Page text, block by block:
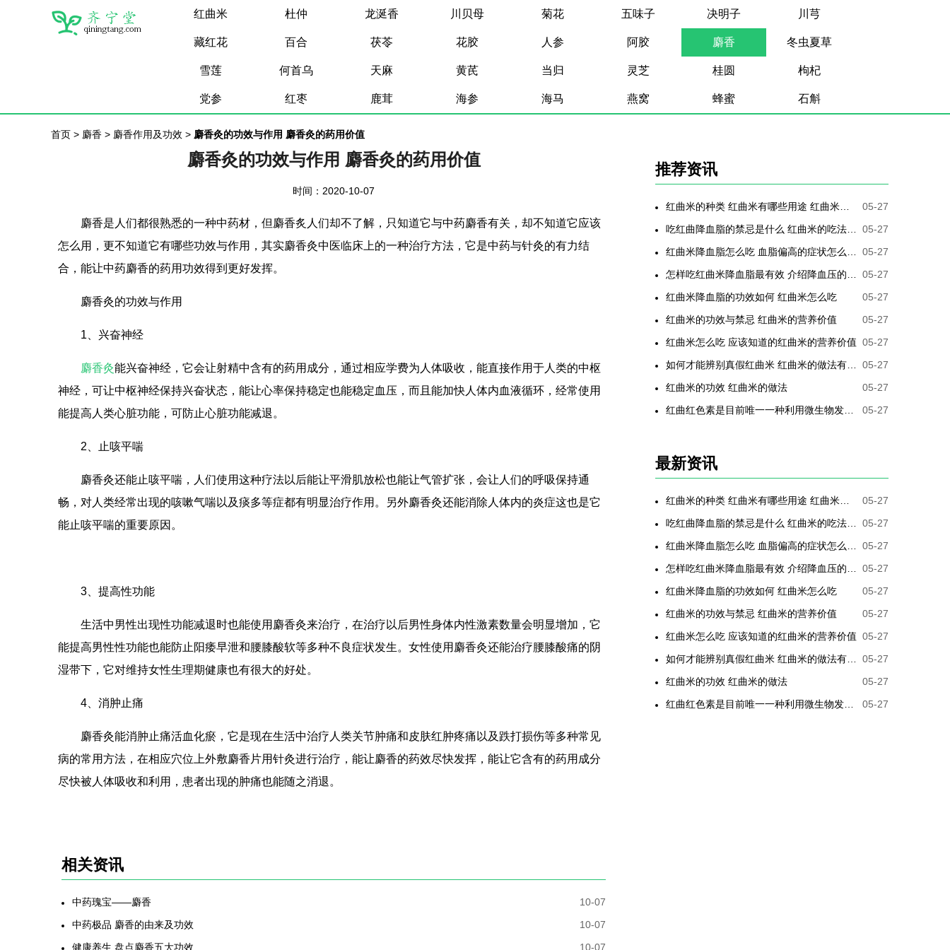
红曲米 杜仲 龙涎香 川贝母 菊花 五味子 决明子 川芎
藏红花 百合 茯苓 花胶 人参 阿胶 麝香 冬虫夏草
雪莲 何首乌 天麻 黄芪 当归 灵芝 桂圆 枸杞
党参 红枣 鹿茸 海参 海马 燕窝 蜂蜜 石斛
首页 > 麝香 > 麝香作用及功效 > 麝香灸的功效与作用 麝香灸的药用价值
麝香灸的功效与作用 麝香灸的药用价值
时间：2020-10-07
麝香是人们都很熟悉的一种中药材，但麝香炙人们却不了解，只知道它与中药麝香有关，却不知道它应该
怎么用，更不知道它有哪些功效与作用，其实麝香灸中医临床上的一种治疗方法，它是中药与针灸的有力结
合，能让中药麝香的药用功效得到更好发挥。
麝香灸的功效与作用
1、兴奋神经
麝香灸能兴奋神经，它会让射精中含有的药用成分，通过相应学费为人体吸收，能直接作用于人类的中枢
神经，可让中枢神经保持兴奋状态，能让心率保持稳定也能稳定血压，而且能加快人体内血液循环，经常使用
能提高人类心脏功能，可防止心脏功能减退。
2、止咳平喘
麝香灸还能止咳平喘，人们使用这种疗法以后能让平滑肌放松也能让气管扩张，会让人们的呼吸保持通
畅，对人类经常出现的咳嗽气喘以及痰多等症都有明显治疗作用。另外麝香灸还能消除人体内的炎症这也是它
能止咳平喘的重要原因。
3、提高性功能
生活中男性出现性功能减退时也能使用麝香灸来治疗，在治疗以后男性身体内性激素数量会明显增加，它
能提高男性性功能也能防止阳痿早泄和腰膝酸软等多种不良症状发生。女性使用麝香灸还能治疗腰膝酸痛的阴
湿带下，它对维持女性生理期健康也有很大的好处。
4、消肿止痛
麝香灸能消肿止痛活血化瘀，它是现在生活中治疗人类关节肿痛和皮肤红肿疼痛以及跌打损伤等多种常见
病的常用方法，在相应穴位上外敷麝香片用针灸进行治疗，能让麝香的药效尽快发挥，能让它含有的药用成分
尽快被人体吸收和利用，患者出现的肿痛也能随之消退。
相关资讯
中药瑰宝——麝香
10-07
中药极品 麝香的由来及功效
10-07
健康养生 盘点麝香五大功效
10-07
推荐资讯
05-27
05-27
05-27
05-27
红曲米降血脂的功效如何 红曲米怎么吃
05-27
红曲米的功效与禁忌 红曲米的营养价值
05-27
红曲米怎么吃 应该知道的红曲米的营养价值 05-27
05-27
红曲米的功效 红曲米的做法
05-27
05-27
最新资讯
05-27
05-27
05-27
05-27
红曲米降血脂的功效如何 红曲米怎么吃
05-27
红曲米的功效与禁忌 红曲米的营养价值
05-27
红曲米怎么吃 应该知道的红曲米的营养价值 05-27
05-27
红曲米的功效 红曲米的做法
05-27
05-27